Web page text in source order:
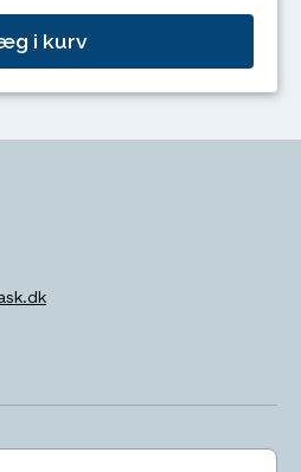
i kurv